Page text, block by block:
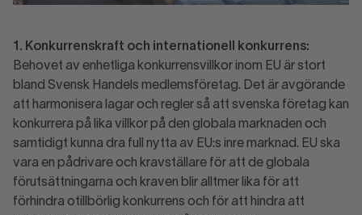
1. Konkurrenskraft och internationell konkurrens:
Behovet av enhetliga konkurrensvillkor inom EU är stort
bland Svensk Handels medlemsföretag. Det är avgörande
att harmonisera lagar och regler så att svenska företag kan
konkurrera på lika villkor på den globala marknaden och
samtidigt kunna dra full nytta av EU:s inre marknad. EU ska
vara en pådrivare och kravställare för att de globala
förutsättningarna och kraven blir alltmer lika för att
förhindra otillbörlig konkurrens och för att hindra att